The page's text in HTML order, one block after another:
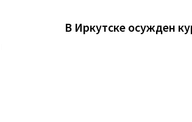
В Иркутске осужден